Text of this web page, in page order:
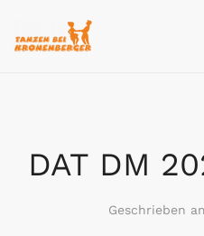
Skip
DAT DM
Geschrieben